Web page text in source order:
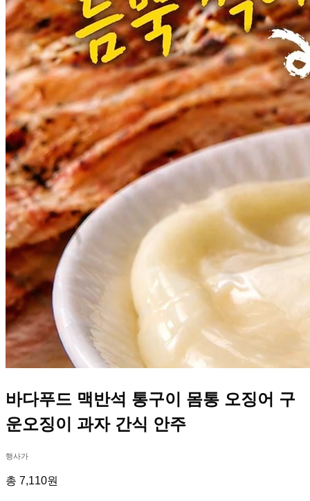
바다푸드 맥반석 통구이 몸통 오징어 구
운오징이 과자 간식 안주
행사가
총 7,110원